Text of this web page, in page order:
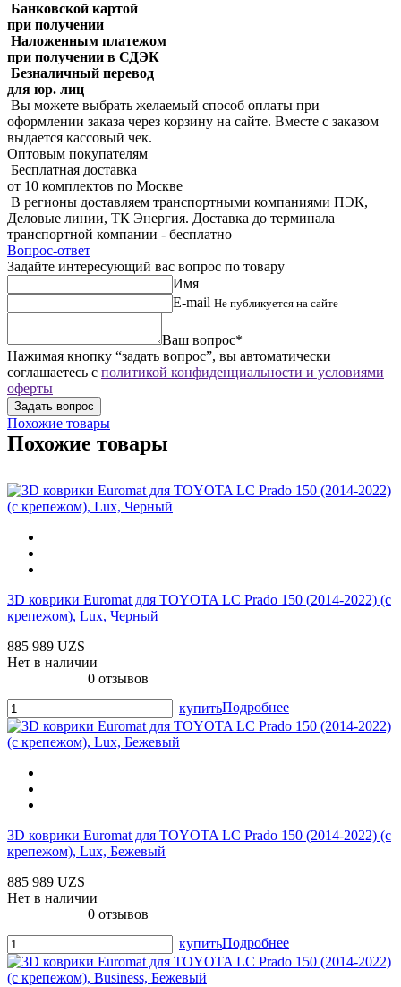
Банковской картой
при получении
Наложенным платежом
при получении в СДЭК
Безналичный перевод
для юр. лиц
Вы можете выбрать желаемый способ оплаты при
оформлении заказа через корзину на сайте. Вместе с заказом
выдается кассовый чек.
Оптовым покупателям
Бесплатная доставка
от 10 комплектов по Москве
В регионы доставляем транспортными компаниями ПЭК,
Деловые линии, ТК Энергия. Доставка до терминала
транспортной компании - бесплатно
Вопрос-ответ
Задайте интересующий вас вопрос по товару
Имя
E-mail Не публикуется на сайте
Ваш вопрос*
Нажимая кнопку “задать вопрос”, вы автоматически
соглашаетесь с политикой конфиденциальности и условиями
оферты
Похожие товары
Похожие товары
3D коврики Euromat для TOYOTA LС Prado 150 (2014-2022) (с
крепежом), Lux, Черный
885 989 UZS
Нет в наличии
0 отзывов
купитьПодробнее
3D коврики Euromat для TOYOTA LС Prado 150 (2014-2022) (с
крепежом), Lux, Бежевый
885 989 UZS
Нет в наличии
0 отзывов
купитьПодробнее